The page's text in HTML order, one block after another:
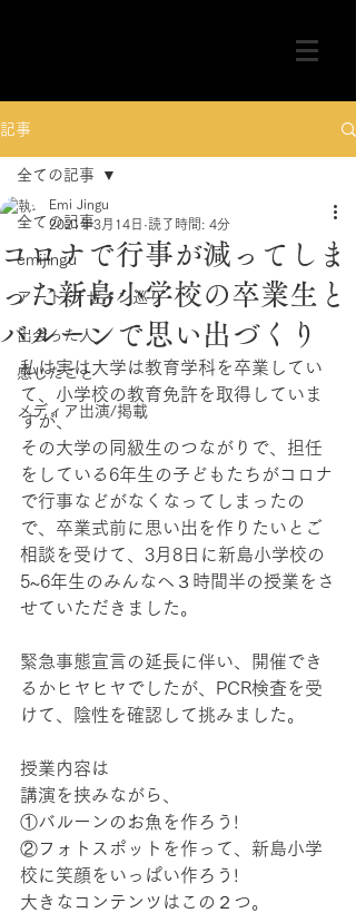
記事
全ての記事
emijingu
アート/デザイン巡り
出会った人
感じたこと
メディア出演/掲載
全ての記事
コロナで行事が減ってしま
った新島小学校の卒業生と
バルーンで思い出づくり
Emi Jingu
2021年3月14日 読了時間: 4分
私は実は大学は教育学科を卒業してい
て、小学校の教育免許を取得していま
すが、
その大学の同級生のつながりで、担任
をしている6年生の子どもたちがコロナ
で行事などがなくなってしまったの
で、卒業式前に思い出を作りたいとご
相談を受けて、3月8日に新島小学校の
5~6年生のみんなへ３時間半の授業をさ
せていただきました。
緊急事態宣言の延長に伴い、開催でき
るかヒヤヒヤでしたが、PCR検査を受
けて、陰性を確認して挑みました。
授業内容は
講演を挟みながら、
①バルーンのお魚を作ろう!
②フォトスポットを作って、新島小学
校に笑顔をいっぱい作ろう!
大きなコンテンツはこの２つ。